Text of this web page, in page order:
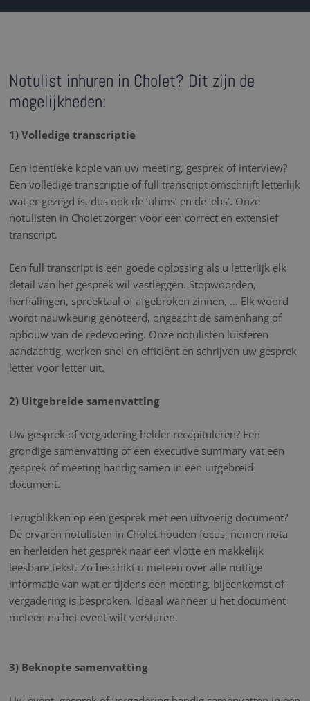
Notulist inhuren in Cholet? Dit zijn de
mogelijkheden:
1) Volledige transcriptie
Een identieke kopie van uw meeting, gesprek of interview?
Een volledige transcriptie of full transcript omschrijft letterlijk
wat er gezegd is, dus ook de ‘uhms’ en de ‘ehs’. Onze
notulisten in Cholet zorgen voor een correct en extensief
transcript.
Een full transcript is een goede oplossing als u letterlijk elk
detail van het gesprek wil vastleggen. Stopwoorden,
herhalingen, spreektaal of afgebroken zinnen, … Elk woord
wordt nauwkeurig genoteerd, ongeacht de samenhang of
opbouw van de redevoering. Onze notulisten luisteren
aandachtig, werken snel en efficiënt en schrijven uw gesprek
letter voor letter uit.
2) Uitgebreide samenvatting
Uw gesprek of vergadering helder recapituleren? Een
grondige samenvatting of een executive summary vat een
gesprek of meeting handig samen in een uitgebreid
document.
Terugblikken op een gesprek met een uitvoerig document?
De ervaren notulisten in Cholet houden focus, nemen nota
en herleiden het gesprek naar een vlotte en makkelijk
leesbare tekst. Zo beschikt u meteen over alle nuttige
informatie van wat er tijdens een meeting, bijeenkomst of
vergadering is besproken. Ideaal wanneer u het document
meteen na het event wilt versturen.
3) Beknopte samenvatting